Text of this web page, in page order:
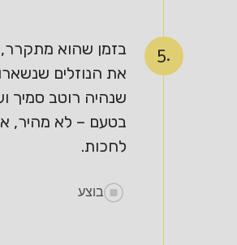
5.
בזמן שהוא
את הנוזלים
שנהיה רוטב סמיך
בטעם – לא מהיר,
לחכות.
בוצע